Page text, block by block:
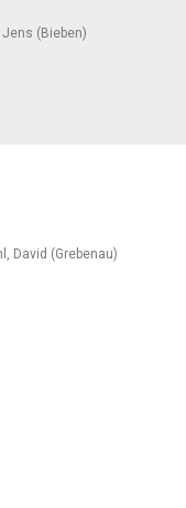
Jens (Bieben)
David (Grebenau)